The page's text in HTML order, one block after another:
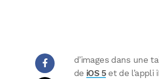
d’images dans une
de iOS 5et de l’appli